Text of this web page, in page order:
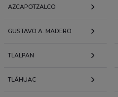
AZCAPOTZALCO
GUSTAVO A. MADERO
TLALPAN
TLÁHUAC